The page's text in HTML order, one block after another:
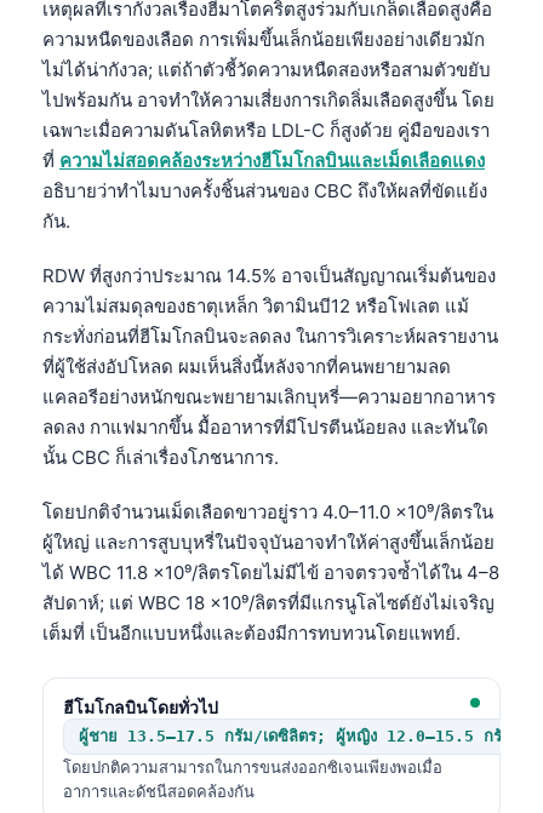
เหตุผลที่เรากังวลเรื่องฮีมาโตคริตสูงร่วมกับเกล็ดเลือดสูงคือ
ความหนืดของเลือด การเพิ่มขึ้นเล็กน้อยเพียงอย่างเดียวมัก
ไม่ได้น่ากังวล; แต่ถ้าตัวชี้วัดความหนืดสองหรือสามตัวขยับ
ไปพร้อมกัน อาจทำให้ความเสี่ยงการเกิดลิ่มเลือดสูงขึ้น โดย
เฉพาะเมื่อความดันโลหิตหรือ LDL-C ก็สูงด้วย คู่มือของเรา
ที่ ความไม่สอดคล้องระหว่างฮีโมโกลบินและเม็ดเลือดแดง
อธิบายว่าทำไมบางครั้งชิ้นส่วนของ CBC ถึงให้ผลที่ขัดแย้ง
กัน.
RDW ที่สูงกว่าประมาณ 14.5% อาจเป็นสัญญาณเริ่มต้นของ
ความไม่สมดุลของธาตุเหล็ก วิตามินบี12 หรือโฟเลต แม้
กระทั่งก่อนที่ฮีโมโกลบินจะลดลง ในการวิเคราะห์ผลรายงาน
ที่ผู้ใช้ส่งอัปโหลด ผมเห็นสิ่งนี้หลังจากที่คนพยายามลด
แคลอรีอย่างหนักขณะพยายามเลิกบุหรี่—ความอยากอาหาร
ลดลง กาแฟมากขึ้น มื้ออาหารที่มีโปรตีนน้อยลง และทันใด
นั้น CBC ก็เล่าเรื่องโภชนาการ.
โดยปกติจำนวนเม็ดเลือดขาวอยู่ราว 4.0–11.0 ×10⁹/ลิตรใน
ผู้ใหญ่ และการสูบบุหรี่ในปัจจุบันอาจทำให้ค่าสูงขึ้นเล็กน้อย
ได้ WBC 11.8 ×10⁹/ลิตรโดยไม่มีไข้ อาจตรวจซ้ำได้ใน 4–8
สัปดาห์; แต่ WBC 18 ×10⁹/ลิตรที่มีแกรนูโลไซต์ยังไม่เจริญ
เต็มที่ เป็นอีกแบบหนึ่งและต้องมีการทบทวนโดยแพทย์.
ฮีโมโกลบินโดยทั่วไป
ผู้ชาย 13.5–17.5 กรัม/เดซิลิตร; ผู้หญิง 12.0–15.5 กรัม/เด
โดยปกติความสามารถในการขนส่งออกซิเจนเพียงพอเมื่อ
อาการและดัชนีสอดคล้องกัน